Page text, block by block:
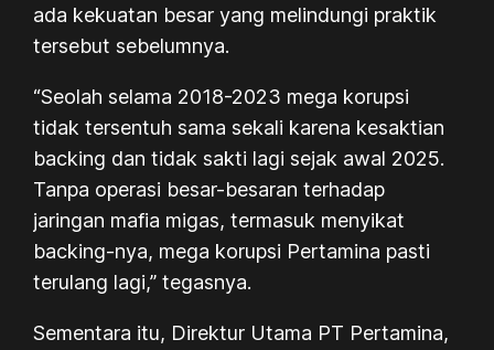
ada kekuatan besar yang melindungi praktik
tersebut sebelumnya.
“Seolah selama 2018-2023 mega korupsi
tidak tersentuh sama sekali karena kesaktian
backing dan tidak sakti lagi sejak awal 2025.
Tanpa operasi besar-besaran terhadap
jaringan mafia migas, termasuk menyikat
backing-nya, mega korupsi Pertamina pasti
terulang lagi,” tegasnya.
Sementara itu, Direktur Utama PT Pertamina,